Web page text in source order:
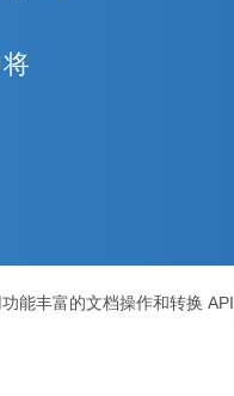
能丰富的文档操作和转换 API